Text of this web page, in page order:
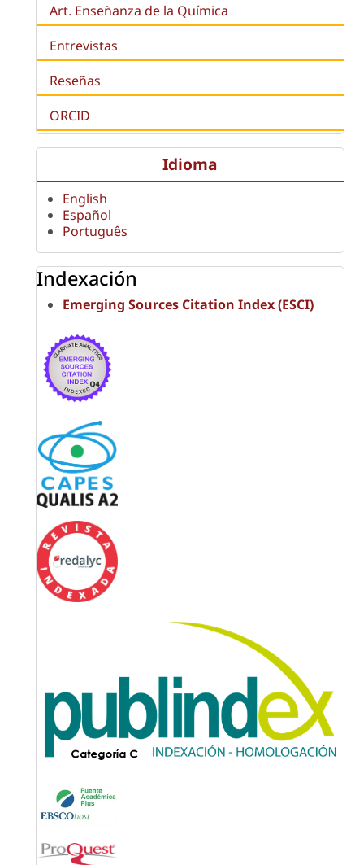
Art. Enseñanza de la Química
Entrevistas
Reseñas
ORCID
Idioma
English
Español
Português
Indexación
Emerging Sources Citation Index (ESCI)